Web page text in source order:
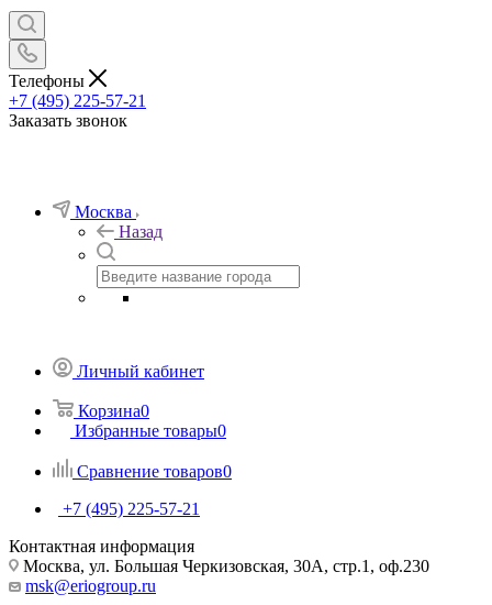
Телефоны
+7 (495) 225-57-21
Заказать звонок
Москва
Назад
Личный кабинет
Корзина0
Избранные товары0
Сравнение товаров0
+7 (495) 225-57-21
Контактная информация
Москва, ул. Большая Черкизовская, 30А, стр.1, оф.230
msk@eriogroup.ru